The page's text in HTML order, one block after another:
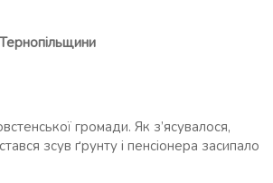
громади. Як з’ясувалося,
зсув ґрунту і пенсіонера засипало